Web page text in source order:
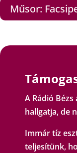
Műsor:
A Rádió
hallgatja, de
Immár tíz
teljesítünk,